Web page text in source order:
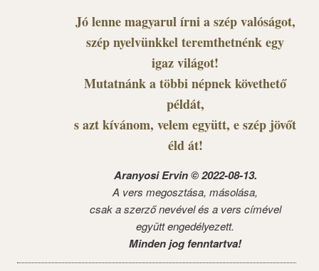
Jó lenne magyarul írni a szép valóságot,
szép nyelvünkkel teremthetnénk egy
igaz világot!
Mutatnánk a többi népnek követhető
példát,
s azt kívánom, velem együtt, e szép jövőt
éld át!
Aranyosi Ervin © 2022-08-13.
A vers megosztása, másolása,
csak a szerző nevével és a vers címével
együtt engedélyezett.
Minden jog fenntartva!